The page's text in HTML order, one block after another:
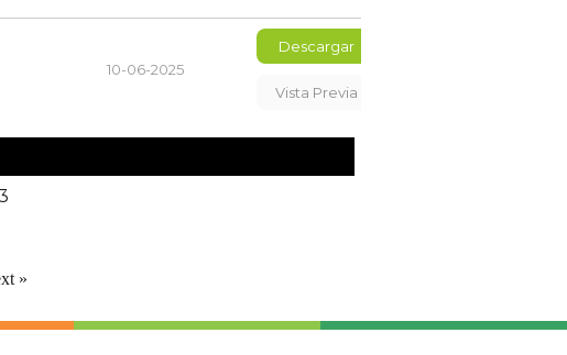
10-06-2025
Descargar
Vista Previa
»